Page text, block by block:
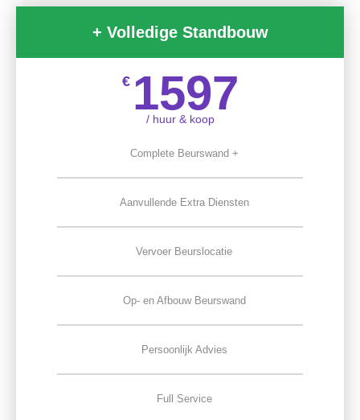
+ Volledige Standbouw
€ 1597
/ huur & koop
Complete Beurswand +
Aanvullende Extra Diensten
Vervoer Beurslocatie
Op- en Afbouw Beurswand
Persoonlijk Advies
Full Service